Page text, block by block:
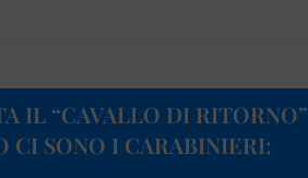
IL “CAVALLO DI RITORNO”
CI SONO I CARABINIERI: